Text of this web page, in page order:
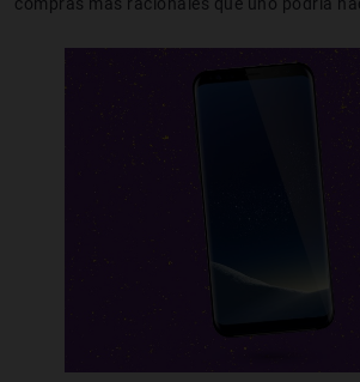
compras más racionales que uno podría